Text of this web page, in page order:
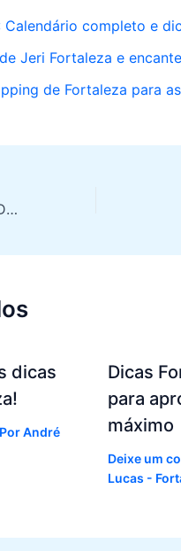
Calendário completo e
Jeri Fortaleza e
de Fortaleza para
Ingresso Beach Park Fortaleza: Diversão Garantida e Descontos Imperdíveis
dicas
André
Dicas
para
máximo
Deixe um
Lucas -